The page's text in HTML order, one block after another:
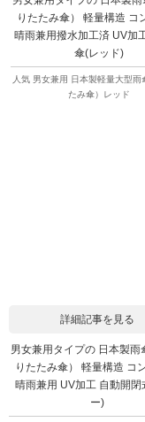
りたたみ傘） 軽量構造 コ
晴雨兼用撥水加工済 UV加
傘(レッド)
人気 男女兼用 日本製軽量大型雨
たみ傘）レッド
詳細記事を見る
男女兼用タイプの 日本製雨
りたたみ傘） 軽量構造 コ
晴雨兼用 UV加工 自動開閉
ー)